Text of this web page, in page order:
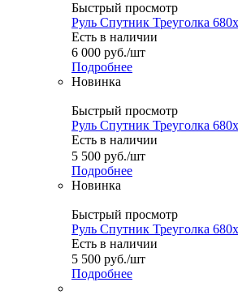
Быстрый просмотр
Руль Спутник Треуголка
Есть в наличии
6 000 руб./шт
Подробнее
Новинка
Быстрый просмотр
Руль Спутник Треуголка
Есть в наличии
5 500 руб./шт
Подробнее
Новинка
Быстрый просмотр
Руль Спутник Треуголка
Есть в наличии
5 500 руб./шт
Подробнее